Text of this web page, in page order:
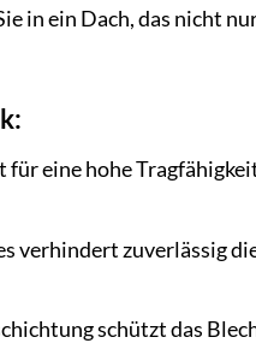
in ein Dach, das nicht
eine hohe
verhindert zuverlässig
schützt das